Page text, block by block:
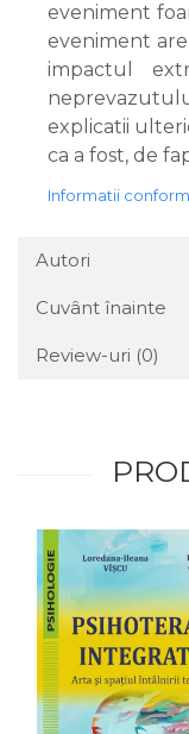
eveniment
eveniment
impactul
explicatii
ca a fost, de
Informatii
Autori
Cuvânt înainte
Review-uri (0)